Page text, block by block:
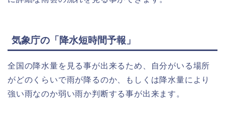
気象庁の「降水短時間予報」
全国の降水量を見る事が出来るため、自分がいる場所
がどのくらいで雨が降るのか、もしくは降水量により
強い雨なのか弱い雨か判断する事が出来ます。